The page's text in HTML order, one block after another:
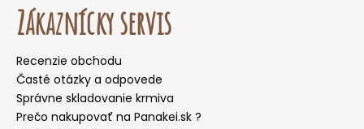
Zákaznícky servis
Recenzie obchodu
Časté otázky a odpovede
Správne skladovanie krmiva
Prečo nakupovať na Panakei.sk ?